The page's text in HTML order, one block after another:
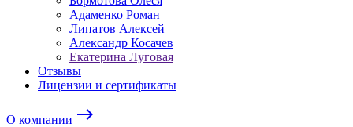
Адаменко Роман
Липатов Алексей
Александр Косачев
Екатерина Луговая
Отзывы
Лицензии и сертификаты
О компании east